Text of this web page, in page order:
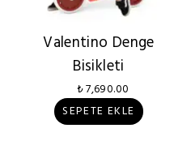
Valentino Denge
Bisikleti
₺ 7,690.00
SEPETE EKLE